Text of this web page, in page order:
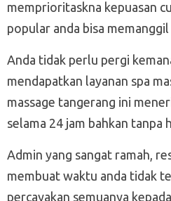
memprioritaskna kepuasan
popular anda bisa
Anda tidak perlu pergi
mendapatkan layanan spa
massage tangerang ini
selama 24 jam bahkan tanpa
Admin yang sangat ramah,
membuat waktu anda tidak
percayakan semuanya